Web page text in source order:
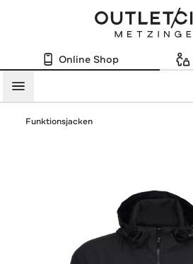
Online Shop
Menü
Funktionsjacken